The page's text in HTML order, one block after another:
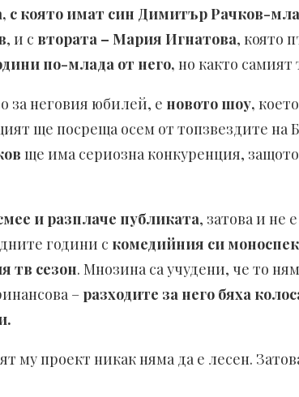
с която имат син Димитър Рачков-
, и с втората – Мария Игнатова, която
по-млада от него, но както самият
за неговия юбилей, е новото шоу,
ще посреща осем от топзвездите на
ще има сериозна конкуренция,
и разплаче публиката, затова и не
години с комедийния си
тв сезон. Мнозина са учудени, че то
– разходите за него бяха
му проект никак няма да е лесен.